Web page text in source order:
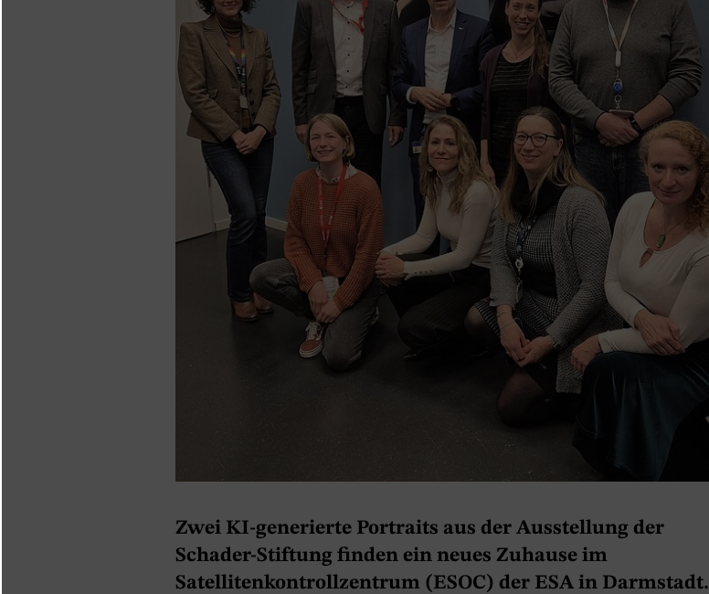
Zwei KI-generierte Portraits aus der Ausstellung der
Schader-Stiftung finden ein neues Zuhause im
Satellitenkontrollzentrum (ESOC) der ESA in Darmstadt.